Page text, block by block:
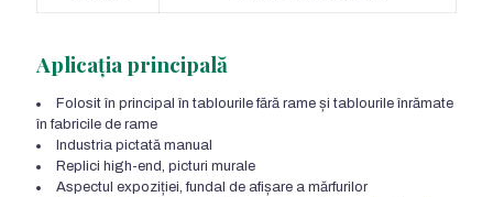
Aplicația principală
Folosit în principal în tablourile fără rame și tablourile înrămate
în fabricile de rame
Industria pictată manual
Replici high-end, picturi murale
Aspectul expoziției, fundal de afișare a mărfurilor